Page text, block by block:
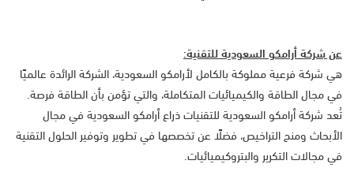
عن ِشركة أرامكو السعودية للتقنية:
هي شركة فرعية مملوكة بالكامل لأرامكو السعودية، الشركة الرائدة عالميًا
في مجال الطاقة والكيميائيات المتكاملة، والتي تؤمن بأن الطاقة فرصة.
تُعد شركة أرامكو السعودية للتقنيات ذراع أرامكو السعودية في مجال
الأبحاث ومنح التراخيص، فضلًا عن تخصصها في تطوير وتوفير الحلول التقنية
في مجالات التكرير والبتروكيميائيات.